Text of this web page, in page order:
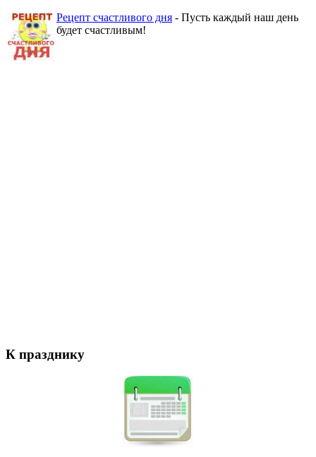
Рецепт счастливого дня - Пусть каждый наш день
будет счастливым!
К празднику